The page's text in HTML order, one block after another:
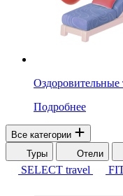
Оздоровительные
Подробнее
Все категории
Туры
Отели
SELECT travel